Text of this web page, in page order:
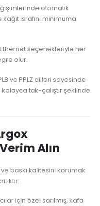
otomatik
israfını minimuma
Ethernet seçenekleriyle her
olur.
ve PPLZ dilleri sayesinde
tak-çalıştır şeklinde
Alın
ve baskı kalitesini korumak
için özel sarılmış, kafa